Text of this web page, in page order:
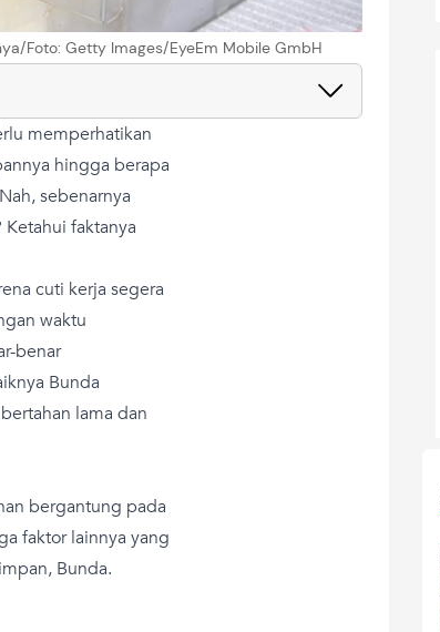
Foto: Getty Images/EyeEm Mobile GmbH
memperhatikan
hingga berapa
sebenarnya
faktanya
cuti kerja segera
waktu
benar
Bunda
lama dan
bergantung pada
faktor lainnya yang
Bunda.